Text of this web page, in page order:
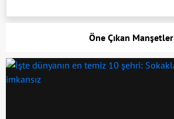
Öne Çıkan Manşetler